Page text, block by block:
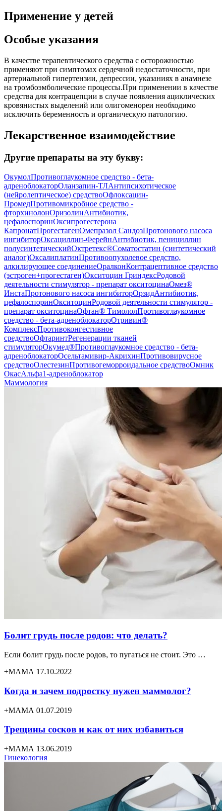
Применение у детей
Особые указания
В качестве терапевтического средства с осторожностью
применяют при симптомах сердечной недостаточности, при
артериальной гипертензии, депрессии, указаниях в анамнезе
на тромбоэмболические процессы.При применении в качестве
средства для контрацепции в случае появления ациклических
кровянистых выделений или олигоменореи необходимо
исключить беременность и органическую патологию.
Лекарственное взаимодействие
Другие препараты на эту букву:
ОкумолПротивоглаукомное средство - бета-
адреноблокаторОланзапин-ТЛАнтипсихотическое
(нейролептическое) средствоОфлоксацин-
ПромедПротивомикробное средство -
фторхинолонОризолинАнтибиотик,
цефалоспоринОксипрогестерона
КапронатПрогестагенОмепразол СандозПротонового насоса
ингибиторОксациллин-ФерейнАнтибиотик, пенициллин
полусинтетическийОктретекс®Соматостатин (синтетический
аналог)ОксалиплатинПротивоопухолевое средство,
алкилирующее соединениеОралконКонтрацептивное средство
(эстроген+прогестаген)Окситоцин ГриндексРодовой
деятельности стимулятор - препарат окситоцинаОмез®
ИнстаПротонового насоса ингибиторОрзидАнтибиотик,
цефалоспоринОкситоцинРодовой деятельности стимулятор -
препарат окситоцинаОфтан® ТимололПротивоглаукомное
средство - бета-адреноблокаторОтривин®
КомплексПротивоконгестивное
средствоОфтаринтРегенерации тканей
стимуляторОкумед®Противоглаукомное средство - бета-
адреноблокаторОсельтамивир-АкрихинПротивовирусное
средствоОлестезинПротивогеморроидальное средствоОмник
ОкасАльфа1-адреноблокатор
Маммология
Болит грудь после родов: что делать?
Если болит грудь после родов, то пугаться не стоит. Это …
+МАМА 17.10.2022
Когда и зачем подростку нужен маммолог?
+МАМА 01.07.2019
Трещины сосков и как от них избавиться
+МАМА 13.06.2019
Гинекология